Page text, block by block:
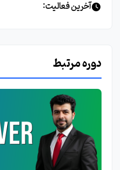
آخرین فعالیت:
دوره مرتبط